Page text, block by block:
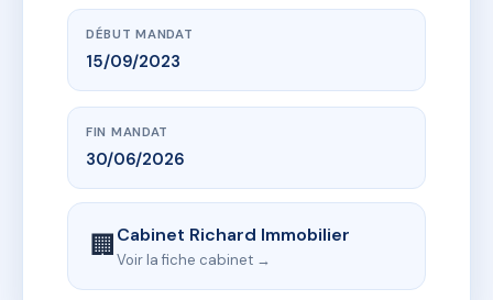
DÉBUT MANDAT
15/09/2023
FIN MANDAT
30/06/2026
🏢Cabinet Richard Immobilier
Voir la fiche cabinet →